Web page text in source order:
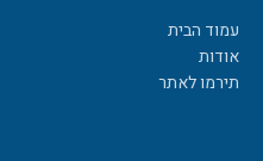
עמוד הבית
אודות
תירמו לאתר